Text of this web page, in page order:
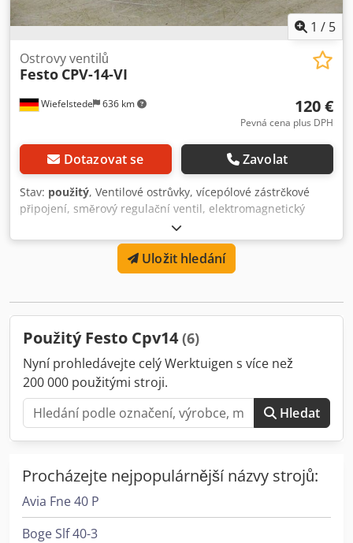
1 / 5
Wiefelstede 636 km
Ostrovy ventilů
Festo CPV-14-VI
120 €
Pevná cena plus DPH
Dotazovat se Zavolat
Stav: použitý, Ventilové ostrůvky, vícepólové zástrčkové
připojení, směrový regulační ventil, elektromagnetický
ventil, pneumatický ventil, vzduchový ventil, tlakový ventil -
Typ: CPV-14-VI 18210 CPV14-GE-MP-6 -Rozměry: 165/95 /
H110 mm - Hmotnost: 1,5 kg Dksdpfx Ajd S Ap Sjgksr
Uložit hledání
Použitý Festo Cpv14 (6)
Nyní prohledávejte celý Werktuigen s více než
200 000 použitými stroji.
Hledat
Procházejte nejpopulárnější názvy strojů:
Avia Fne 40 P
Boge Slf 40-3